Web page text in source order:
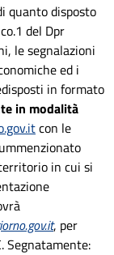
quanto disposto
del Dpr
le segnalazioni
ed i
in formato
in modalità
con le
in cui si
, per
Segnatamente: